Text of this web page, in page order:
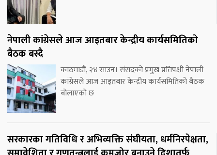
नेपाली कांग्रेसले आज आइतबार केन्द्रीय कार्यसमितिको
बैठक बस्दै
काठमाडौं, २४ साउन। संसदको प्रमुख प्रतिपक्षी नेपाली
कांग्रेसले आज आइतबार केन्द्रीय कार्यसमितिको बैठक
बोलाएको छ
सरकारका गतिविधि र अभिव्यक्ति संघीयता, धर्मनिरपेक्षता,